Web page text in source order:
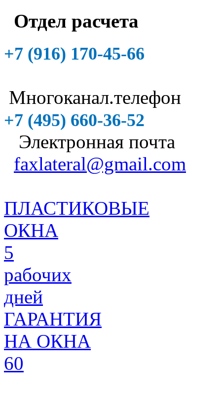
Отдел расчета
+7 (916) 170-45-66
Многоканал.телефон
+7 (495) 660-36-52
Электронная почта
faxlateral@gmail.com
ПЛАСТИКОВЫЕ
ОКНА
5
рабочих
дней
ГАРАНТИЯ
НА ОКНА
60